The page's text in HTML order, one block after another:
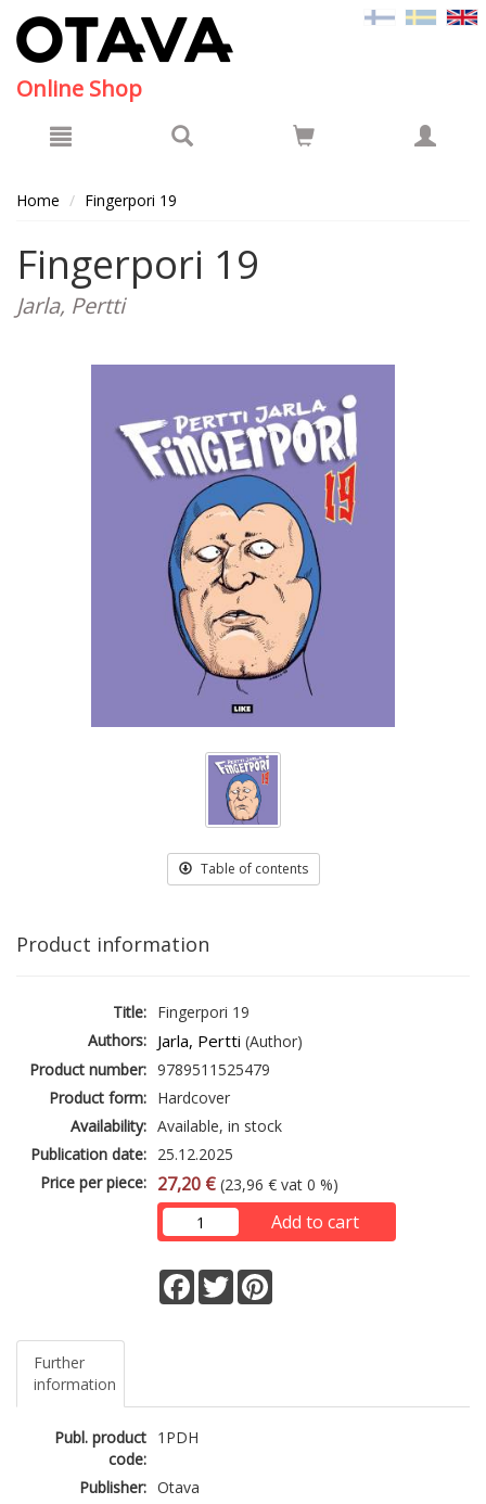
Online Shop
Home Fingerpori 19
Fingerpori 19
Jarla, Pertti
Table of contents
Product information
Title: Fingerpori 19
Authors: Jarla, Pertti (Author)
Product number: 9789511525479
Product form: Hardcover
Availability: Available, in stock
Publication date: 25.12.2025
Price per piece: 27,20 € (23,96 € vat 0 %)
Add to cart
Facebook
Twitter
Further
information
Publ. product
code:
1PDH
Publisher: Otava